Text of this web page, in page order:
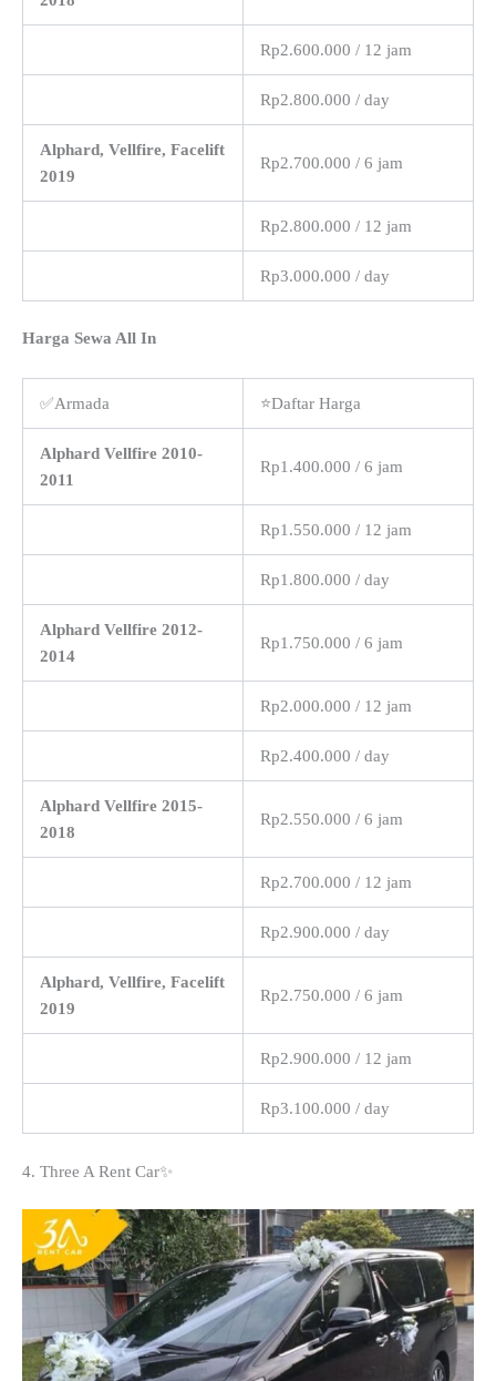
Rp2.600.000 / 12 jam
Rp2.800.000 / day
Alphard, Vellfire, Facelift
2019
Rp2.700.000 / 6 jam
Rp2.800.000 / 12 jam
Rp3.000.000 / day
Harga Sewa All In
✅Armada ⭐Daftar Harga
Alphard Vellfire 2010-
2011
Rp1.400.000 / 6 jam
Rp1.550.000 / 12 jam
Rp1.800.000 / day
Alphard Vellfire 2012-
2014
Rp1.750.000 / 6 jam
Rp2.000.000 / 12 jam
Rp2.400.000 / day
Alphard Vellfire 2015-
2018
Rp2.550.000 / 6 jam
Rp2.700.000 / 12 jam
Rp2.900.000 / day
Alphard, Vellfire, Facelift
2019
Rp2.750.000 / 6 jam
Rp2.900.000 / 12 jam
Rp3.100.000 / day
4. Three A Rent Car✨